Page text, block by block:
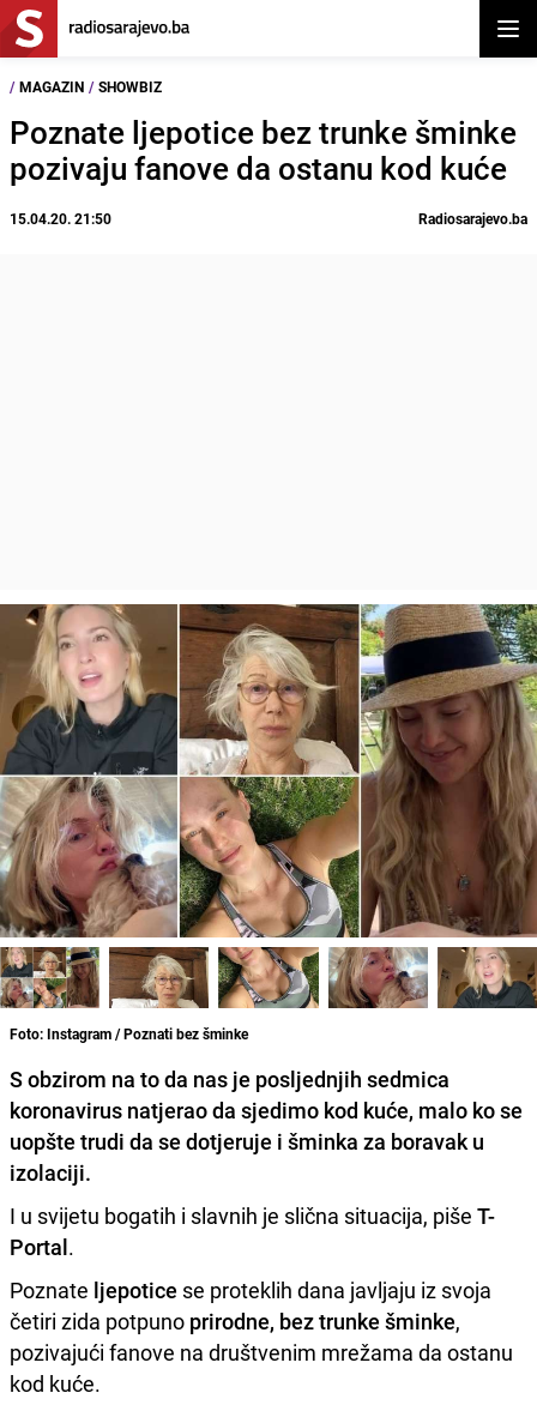
/ MAGAZIN / SHOWBIZ
Poznate ljepotice bez trunke šminke
pozivaju fanove da ostanu kod kuće
15.04.20. 21:50 Radiosarajevo.ba
Foto: Instagram / Poznati bez šminke
S obzirom na to da nas je posljednjih sedmica
koronavirus natjerao da sjedimo kod kuće, malo ko se
uopšte trudi da se dotjeruje i šminka za boravak u
izolaciji.
I u svijetu bogatih i slavnih je slična situacija, piše T-
Portal.
Poznate ljepotice se proteklih dana javljaju iz svoja
četiri zida potpuno prirodne, bez trunke šminke,
pozivajući fanove na društvenim mrežama da ostanu
kod kuće.